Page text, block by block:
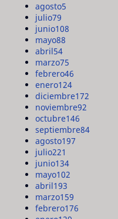
agosto5
julio79
junio108
mayo88
abril54
marzo75
febrero46
enero124
diciembre172
noviembre92
octubre146
septiembre84
agosto197
julio221
junio134
mayo102
abril193
marzo159
febrero176